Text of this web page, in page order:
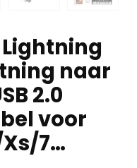
naar
2.0
voor
7…